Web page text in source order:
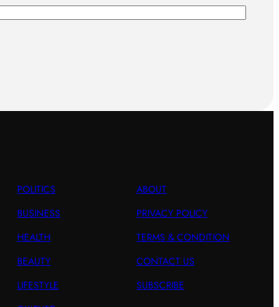
POLITICS
BUSINESS
HEALTH
BEAUTY
LIFESTYLE
ABOUT
PRIVACY POLICY
TERMS & CONDITION
CONTACT US
SUBSCRIBE